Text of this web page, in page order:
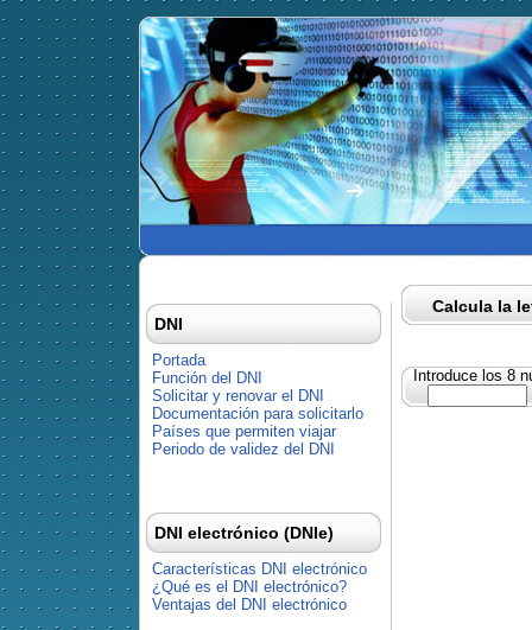
Calcula la
Introduce los 8
DNI
Portada
Función del DNI
Solicitar y renovar el DNI
Documentación para solicitarlo
Países que permiten viajar
Periodo de validez del DNI
DNI electrónico (DNIe)
Características DNI electrónico
¿Qué es el DNI electrónico?
Ventajas del DNI electrónico